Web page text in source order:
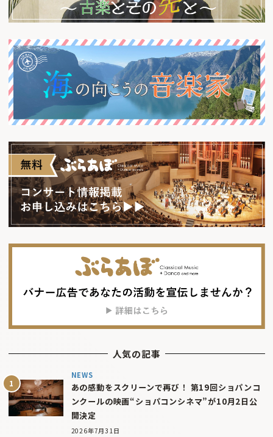
人気の記事
NEWS
あの感動をスクリーンで再び！ 第19回ショパンコ
ンクールの映画“ショパコンシネマ”が10月2日公
開決定
2026年7月31日